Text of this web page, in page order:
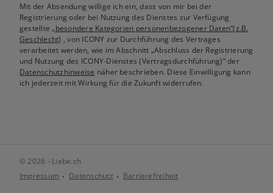
Mit der Absendung willige ich ein, dass von mir bei der
Registrierung oder bei Nutzung des Dienstes zur Verfügung
gestellte„besondere Kategorien personenbezogener Daten“(z.B.
Geschlecht) , von ICONY zur Durchführung des Vertrages
verarbeitet werden, wie im Abschnitt „Abschluss der Registrierung
und Nutzung des ICONY-Dienstes (Vertragsdurchführung)“ der
Datenschutzhinweise näher beschrieben. Diese Einwilligung kann
ich jederzeit mit Wirkung für die Zukunft widerrufen.
© 2026 - Liebe.ch
Impressum
Datenschutz Barrierefreiheit